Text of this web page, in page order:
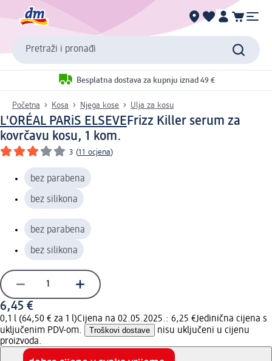
Pretraži i pronađi
Besplatna dostava za kupnju iznad 49 €
Početna Kosa Njega kose Ulja za kosu
L'ORÉAL PARiS ELSEVEFrizz Killer serum za
kovrčavu kosu, 1 kom.
3 (11 ocjena)
bez parabena
bez silikona
bez parabena
bez silikona
6,45 €
0,1 l (64,50 € za 1 l)Cijena na 02.05.2025.: 6,25 €Jedinična cijena s
uključenim PDV-om.
Troškovi dostave
nisu uključeni u cijenu
proizvoda.